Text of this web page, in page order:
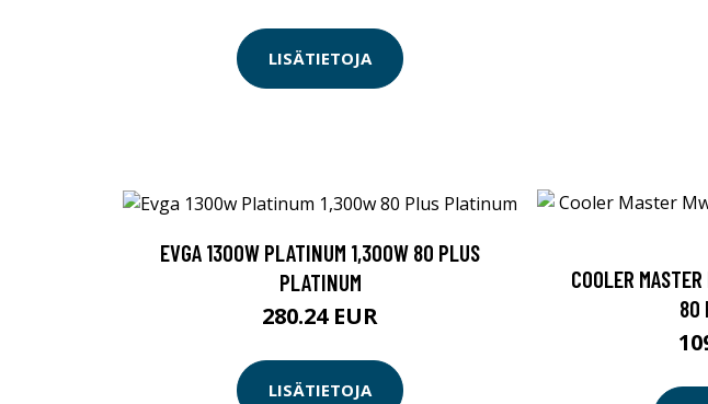
LISÄTIETOJA
EVGA 1300W PLATINUM 1,300W 80 PLUS
PLATINUM
280.24 EUR
LISÄTIETOJA
COOLER
80